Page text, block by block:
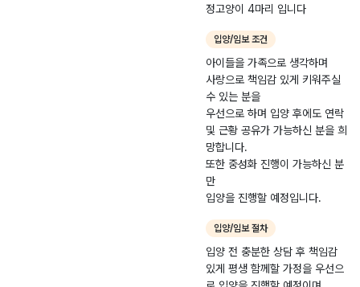
된 기존 집에 방문하
습니다. 지난달 어미
고양이가 새끼들을 출
산한 것으로 보였으며
오랜 시간 돌보던 아
이들이었지만 집에서
강아지를 키우고 있었
던 영향인지 사람 손
을 전혀 타지 않는 상
미고양이 중성화를 위
시도했던 적이 있어
이후 경계심이 더욱
강해진 것으로 보입니
다. 새끼들이 한 달 정
정고양이 4마리 입니다
입양/임보 조건
아이들을 가족으로 생각하며
사랑으로 책임감 있게 키워주실
수 있는 분을
우선으로 하며 입양 후에도 연락
및 근황 공유가 가능하신 분을 희
망합니다.
또한 중성화 진행이 가능하신 분
만
입양을 진행할 예정입니다.
입양/임보 절차
입양 전 충분한 상담 후 책임감
있게 평생 함께할 가정을 우선으